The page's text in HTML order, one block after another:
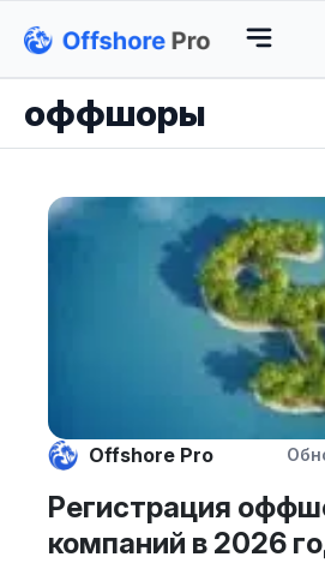
оффшоры
Offshore Pro
Регистрация
компаний в 2026